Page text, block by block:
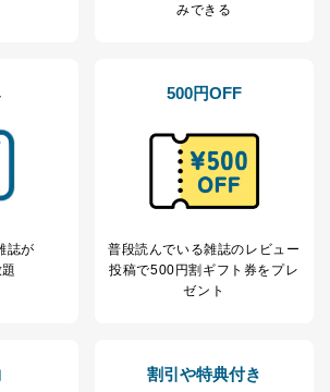
みできる
誌が
500円OFF
普段読んでいる雑誌のレビュー
投稿で500円割ギフト券をプレ
ゼント
割引や特典付き